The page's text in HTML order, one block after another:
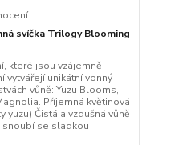
svíčka Trilogy Blooming
které jsou vzájemně
vytvářejí unikátní vonný
vůně: Yuzu Blooms,
Příjemná květinová
yuzu) Čistá a vzdušná vůně
snoubí se sladkou